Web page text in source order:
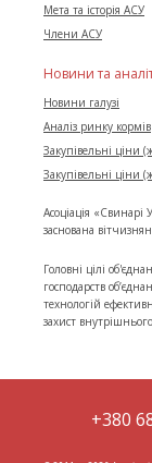
Мета та історія АСУ
Члени АСУ
Новини та
Новини галузі
Аналіз ринку кормів
Закупівельні ціни
Закупівельні ціни
Асоціація «Свинарі
заснована
Головні цілі
господарств
технологій
захист
+380